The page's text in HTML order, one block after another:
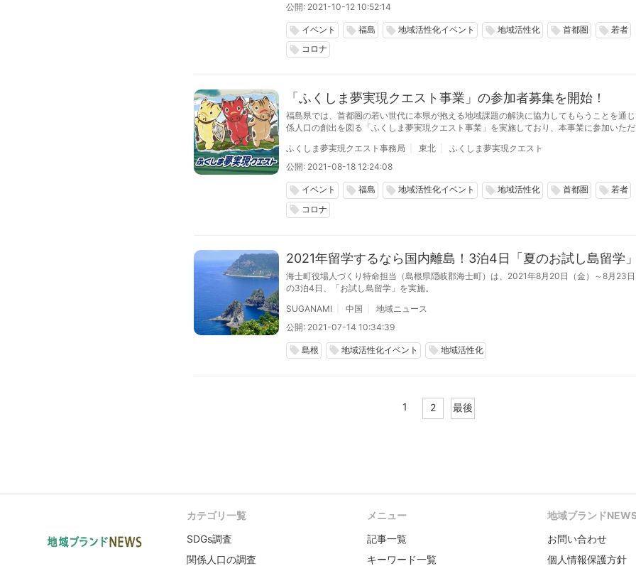
公開: 2021-10-12 10:52:14
local_offer イベント local_offer 福島 local_offer 地域活性化イベント local_offer 地域活性化 local_offer 首都圏 local_offer 若者
local_offer コロナ
「ふくしま夢実現クエスト事業」の参加者募集を開始！
福島県では、首都圏の若い世代に本県が抱える地域課題の解決に協力してもらうことを通
係人口の創出を図る「ふくしま夢実現クエスト事業」を実施しており、本事業に参加いた
ふくしま夢実現クエスト事務局
東北
ふくしま夢実現クエスト
公開: 2021-08-18 12:24:08
local_offer イベント local_offer 福島 local_offer 地域活性化イベント local_offer 地域活性化 local_offer 首都圏 local_offer 若者
local_offer コロナ
2021年留学するなら国内離島！3泊4日「夏のお試し島留学」
海士町役場人づくり特命担当（島根県隠岐郡海士町）は、2021年8月20日（金）～8月23日
の3泊4日、「お試し島留学」を実施。
SUGANAMI
中国
地域ニュース
公開: 2021-07-14 10:34:39
local_offer 島根 local_offer 地域活性化イベント local_offer 地域活性化
1 2 最後
カテゴリ一覧
SDGs調査
関係人口の調査
メニュー
記事一覧
キーワード一覧
地域ブランド
お問い合わせ
個人情報保護方針